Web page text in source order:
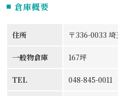
倉庫概要
住所 〒336-0033 埼
一般物倉庫 167坪
TEL 048-845-0011